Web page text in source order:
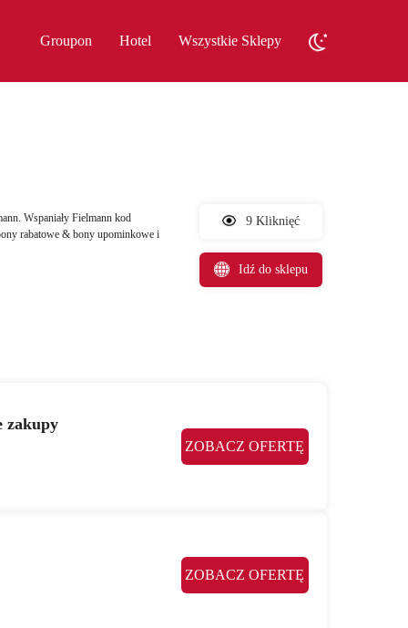
Groupon Hotel Wszystkie Sklepy
Wspaniały Fielmann kod
rabatowe & bony upominkowe i
9 Kliknięć
Idź do sklepu
zakupy
ZOBACZ OFERTĘ
ZOBACZ OFERTĘ